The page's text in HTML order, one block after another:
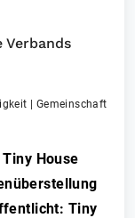
Verbands
| Gemeinschaft
Tiny House
Tiny